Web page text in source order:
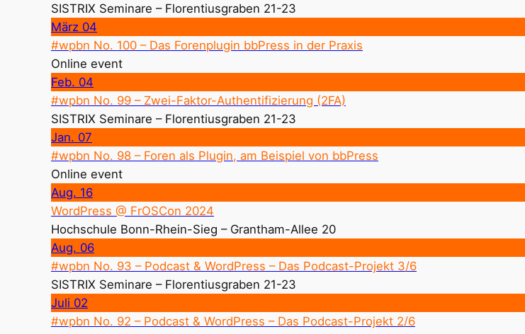
SISTRIX Seminare – Florentiusgraben 21-23
März 04
#wpbn No. 100 – Das Forenplugin bbPress in der Praxis
Online event
Feb. 04
#wpbn No. 99 – Zwei-Faktor-Authentifizierung (2FA)
SISTRIX Seminare – Florentiusgraben 21-23
Jan. 07
#wpbn No. 98 – Foren als Plugin, am Beispiel von bbPress
Online event
Aug. 16
WordPress @ FrOSCon 2024
Hochschule Bonn-Rhein-Sieg – Grantham-Allee 20
Aug. 06
#wpbn No. 93 – Podcast & WordPress – Das Podcast-Projekt 3/6
SISTRIX Seminare – Florentiusgraben 21-23
Juli 02
#wpbn No. 92 – Podcast & WordPress – Das Podcast-Projekt 2/6